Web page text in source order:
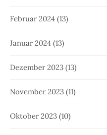
Februar 2024 (13)
Januar 2024 (13)
Dezember 2023 (13)
November 2023 (11)
Oktober 2023 (10)